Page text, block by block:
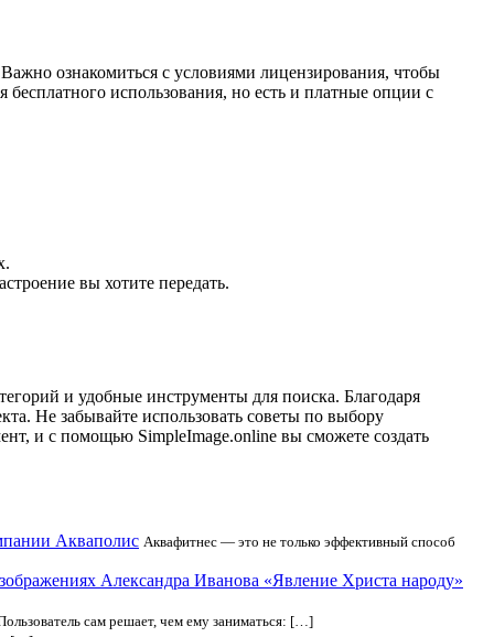
ознакомиться с условиями лицензирования, чтобы
использования, но есть и платные опции с
вы хотите передать.
и удобные инструменты для поиска. Благодаря
Не забывайте использовать советы по выбору
и с помощью SimpleImage.online вы сможете создать
Акваполис Аквафитнес — это не только эффективный способ
Александра Иванова «Явление Христа народу»
сам решает, чем ему заниматься: […]